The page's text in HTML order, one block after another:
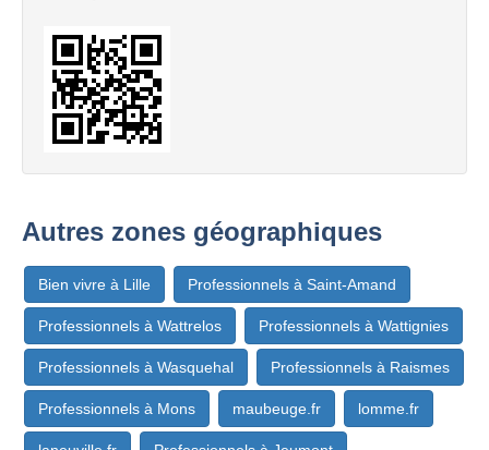
Autres zones géographiques
Bien vivre à Lille Professionnels à Saint-Amand
Professionnels à Wattrelos Professionnels à Wattignies
Professionnels à Wasquehal Professionnels à Raismes
Professionnels à Mons maubeuge.fr lomme.fr